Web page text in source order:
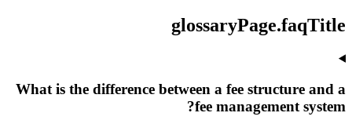
glossaryPage.faqTitle
What is the difference between a fee structure and a
fee management system?